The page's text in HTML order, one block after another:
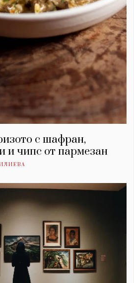
с шафран,
и чипс от пармезан